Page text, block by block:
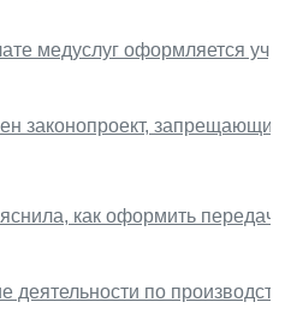
медуслуг оформляется
законопроект,
как оформить
деятельности по